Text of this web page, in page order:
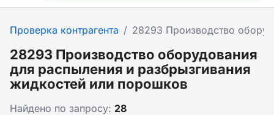
Проверка контрагента / 28293 Производство
28293 Производство оборудования
для распыления и разбрызгивания
жидкостей или порошков
Найдено по запросу: 28